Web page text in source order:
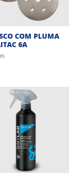
COM PLUMA
6A